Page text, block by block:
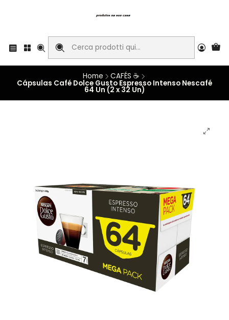
Home CAFÉS ☕
Cápsulas Café Dolce Gusto Espresso Intenso Nescafé
64 Un (2 x 32 Un)